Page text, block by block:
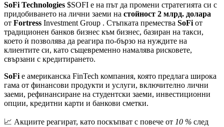
SoFi Technologies $SOFI е на път да промени стратегията си с
придобиването на лични заеми на стойност 2 млрд. долара
от Fortress Investment Group . Стъпката премества SoFi от
традиционен банков бизнес към бизнес, базиран на такси,
което ѝ позволява да реагира по-бързо на нуждите на
клиентите си, като същевременно намалява рисковете,
свързани с кредитирането.
SoFi е американска FinTech компания, която предлага широка
гама от финансови продукти и услуги, включително лични
заеми, рефинансиране на студентски заеми, инвестиционни
опции, кредитни карти и банкови сметки.
📈 Акциите реагират, като поскъпват с повече от 10 % след